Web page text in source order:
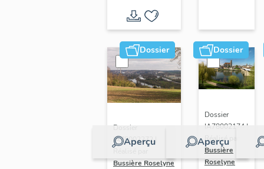
Dossier
Aperçu
Dossier
IA78002272 |
Bussière Roselyne
Dossier
Aperçu
Dossier
IA78002174 |
Réalisé par
Bussière
Roselyne